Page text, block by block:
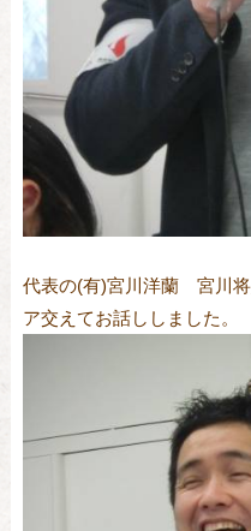
代表の(有)宮川洋蘭 宮川
ア交えてお話ししました。